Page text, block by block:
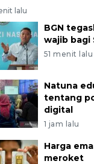
lalu
BGN
wajib bagi
51 menit lalu
Natuna
tentang
digital
1 jam lalu
Harga
meroket